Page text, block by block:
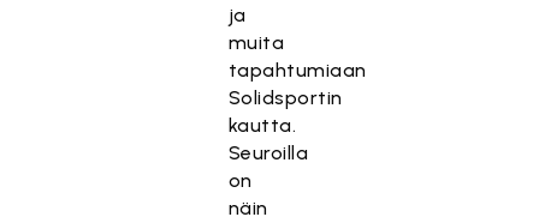
ja
muita
tapahtumiaan
Solidsportin
kautta.
Seuroilla
on
näin